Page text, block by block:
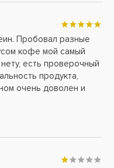
Пробовал разные
кофе мой самый
есть проверочный
продукта,
очень доволен и